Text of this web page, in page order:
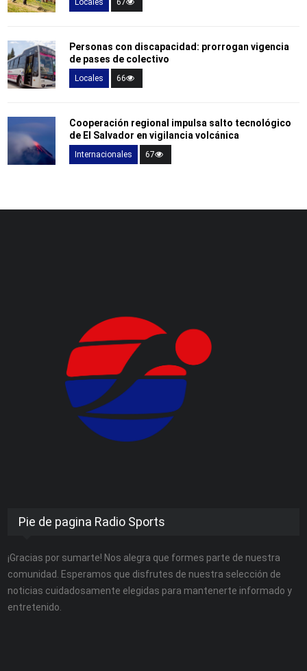
Locales 67
Personas con discapacidad: prorrogan vigencia
de pases de colectivo
Locales 66
Cooperación regional impulsa salto tecnológico
de El Salvador en vigilancia volcánica
Internacionales 67
Pie de pagina Radio Sports
¡Gracias por sumarte! Nos alegra que formes parte de nuestra
comunidad. Esperamos que disfrutes de nuestra selección de
noticias cuidadosamente elegidas para mantenerte informado y
entretenido.